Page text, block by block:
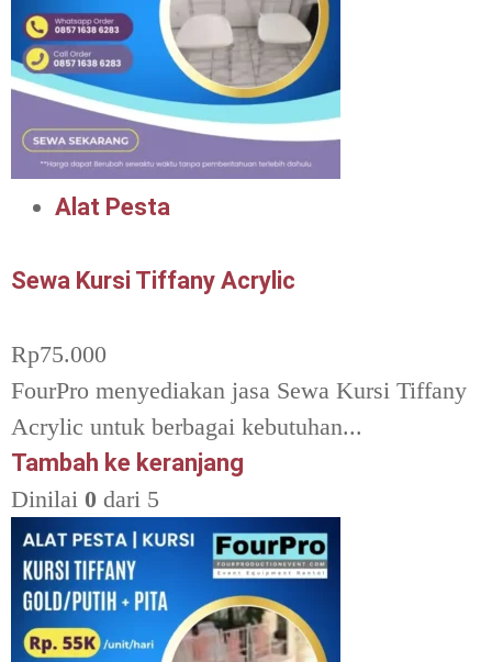
Alat Pesta
Sewa Kursi Tiffany Acrylic
Rp75.000
FourPro menyediakan jasa Sewa Kursi Tiffany
Acrylic untuk berbagai kebutuhan...
Tambah ke keranjang
Dinilai 0 dari 5